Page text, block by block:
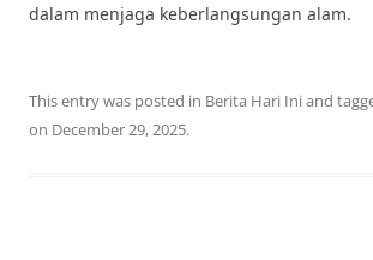
dalam menjaga keberlangsungan alam.
This entry was posted in Berita Hari Iniand
on December 29, 2025.